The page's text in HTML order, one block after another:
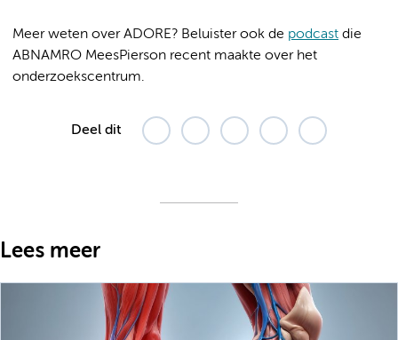
Meer weten over ADORE? Beluister ook de podcast die
ABNAMRO MeesPierson recent maakte over het
onderzoekscentrum.
Deel dit
Lees meer